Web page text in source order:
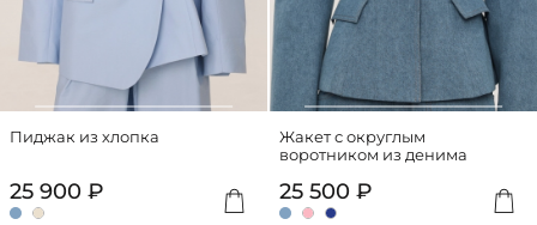
Пиджак из хлопка
25 900 ₽
Жакет с округлым
воротником из денима
25 500 ₽